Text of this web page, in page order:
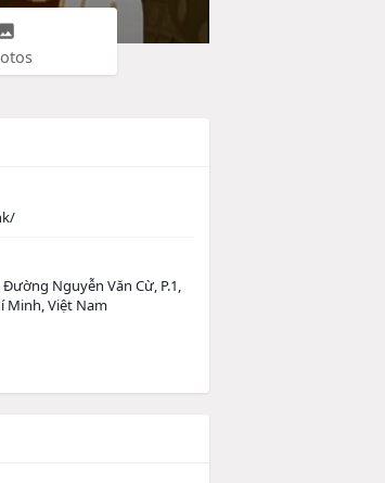
Đường Nguyễn Văn Cừ, P.1,
Minh, Việt Nam